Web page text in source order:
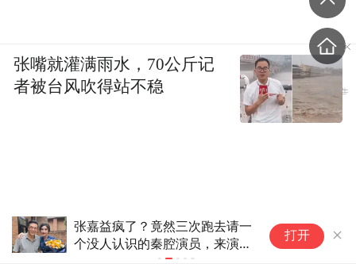
韩国检察官，“死”于2026 打开
张嘴就灌满雨水，70公斤记
者被台风吹得站不稳